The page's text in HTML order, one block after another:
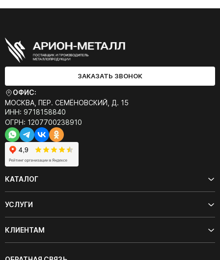
ЗАКАЗАТЬ ЗВОНОК
ОФИС:
МОСКВА, ПЕР. СЕМЁНОВСКИЙ, Д. 15
ИНН: 9718158840
ОГРН: 1207700238910
КАТАЛОГ
УСЛУГИ
КЛИЕНТАМ